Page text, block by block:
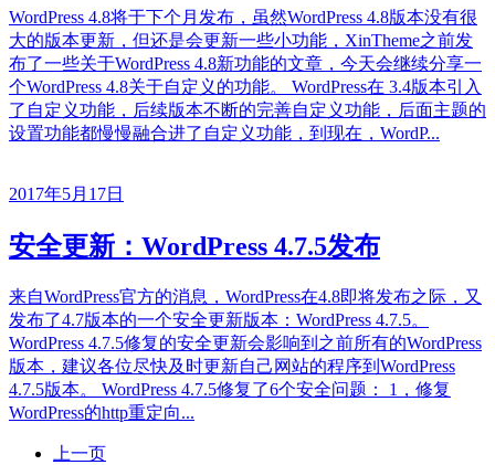
WordPress 4.8将于下个月发布，虽然WordPress 4.8版本没有很
大的版本更新，但还是会更新一些小功能，XinTheme之前发
布了一些关于WordPress 4.8新功能的文章，今天会继续分享一
个WordPress 4.8关于自定义的功能。 WordPress在 3.4版本引入
了自定义功能，后续版本不断的完善自定义功能，后面主题的
设置功能都慢慢融合进了自定义功能，到现在，WordP...
2017年5月17日
安全更新：WordPress 4.7.5发布
来自WordPress官方的消息，WordPress在4.8即将发布之际，又
发布了4.7版本的一个安全更新版本：WordPress 4.7.5。
WordPress 4.7.5修复的安全更新会影响到之前所有的WordPress
版本，建议各位尽快及时更新自己网站的程序到WordPress
4.7.5版本。 WordPress 4.7.5修复了6个安全问题： 1，修复
WordPress的http重定向...
上一页